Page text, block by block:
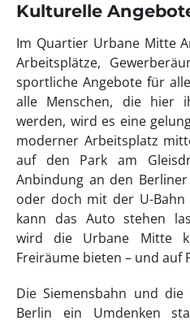
Kulturelle
Im Quartier Urbane Mitte
Arbeitsplätze,
sportliche Angebote für
alle Menschen, die hier
werden, wird es eine
moderner Arbeitsplatz
auf den Park am
Anbindung an den
oder doch mit der U-
kann das Auto stehen
wird die Urbane Mitte
Freiräume bieten – und auf
Die Siemensbahn und
Berlin ein Umdenken